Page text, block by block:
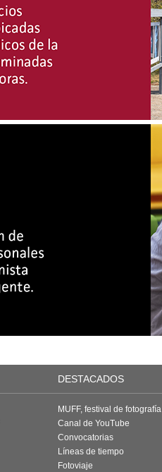
DESTACADOS
MUFF, festival de fotografía
Canal de YouTube
Convocatorias
Líneas de tiempo
Fotoviaje